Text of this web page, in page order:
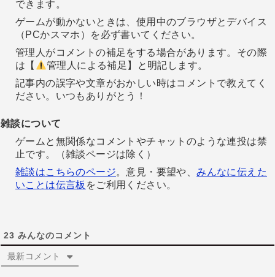
できます。
ゲームが動かないときは、使用中のブラウザとデバイス
（PCかスマホ）を必ず書いてください。
管理人がコメントの補足をする場合があります。その際
は【
管理人による補足】と明記します。
記事内の誤字や文章がおかしい時はコメントで教えてく
ださい。いつもありがとう！
雑談について
ゲームと無関係なコメントやチャットのような連投は禁
止です。（雑談ページは除く）
雑談はこちらのページ。意見・要望や、みんなに伝えた
いことは伝言板 をご利用ください。
23 みんなのコメント
最新コメント